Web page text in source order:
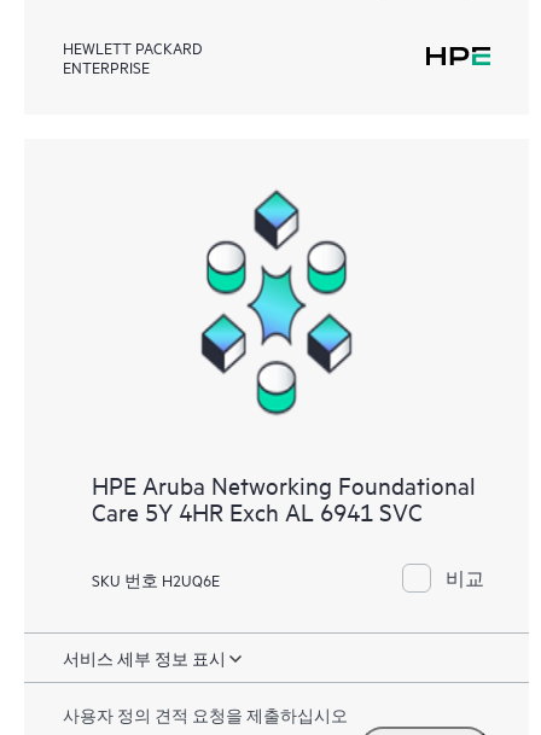
HEWLETT PACKARD
ENTERPRISE
HPE Aruba Networking Foundational
Care 5Y 4HR Exch AL 6941 SVC
SKU 번호 H2UQ6E 비교
서비스 세부 정보 표시
사용자 정의 견적 요청을 제출하십시오